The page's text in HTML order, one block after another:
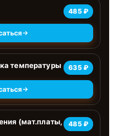
485 ₽
температуры 635 ₽
(мат.платы,
485 ₽